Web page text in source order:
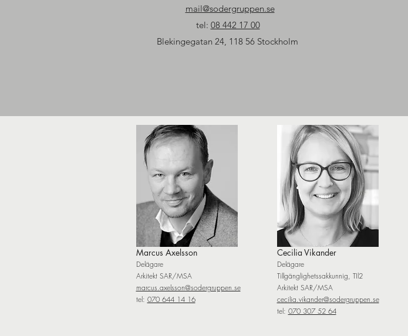
mail@sodergruppen.se
tel: 08 442 17 00
Blekingegatan 24, 118 56 Stockholm
Marcus Axelsson
Delägare
Arkitekt SAR/MSA
marcus.axelsson@sodergruppen.se
tel: 070 644 14 16
Cecilia Vikander
Delägare
Tillgänglighetssakkunnig, TIl2
Arkitekt SAR/MSA
cecilia.vikander@sodergruppen.se
tel: 070 307 52 64